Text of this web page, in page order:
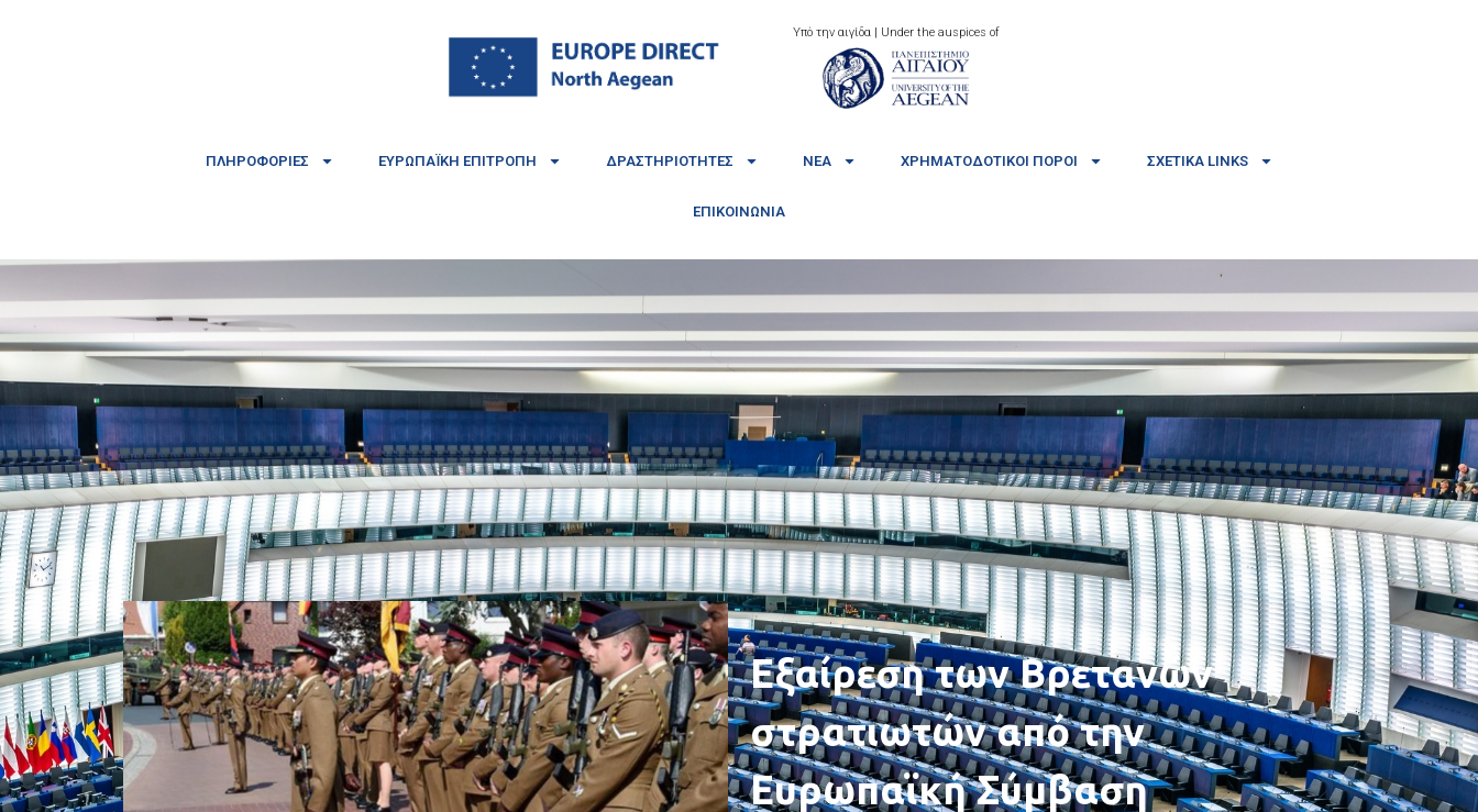
Υπό την αιγίδα | Under the auspices of
ΠΛΗΡΟΦΟΡΊΕΣ ΕΥΡΩΠΑΪΚΉ ΕΠΙΤΡΟΠΉ ΔΡΑΣΤΗΡΙΌΤΗΤΕΣ ΝΈΑ ΧΡΗΜΑΤΟΔΟΤΙΚΟΊ ΠΌΡΟΙ ΣΧΕΤΙΚΆ LINKS
ΕΠΙΚΟΙΝΩΝΊΑ
Εξαίρεση των Βρετανών
στρατιωτών από την
Ευρωπαϊκή Σύμβαση